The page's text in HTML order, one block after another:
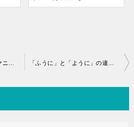
ヘラヘラ・ニコニコ・ニヤニヤの違い！異なる意味を掘り下げ 「ふうに」と「ように」の違い！漢字や例文で使い方も解説